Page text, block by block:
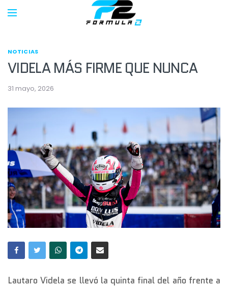
NOTICIAS
VIDELA MÁS FIRME QUE NUNCA
31 mayo, 2026
Lautaro Videla se llevó la quinta final del año frente a